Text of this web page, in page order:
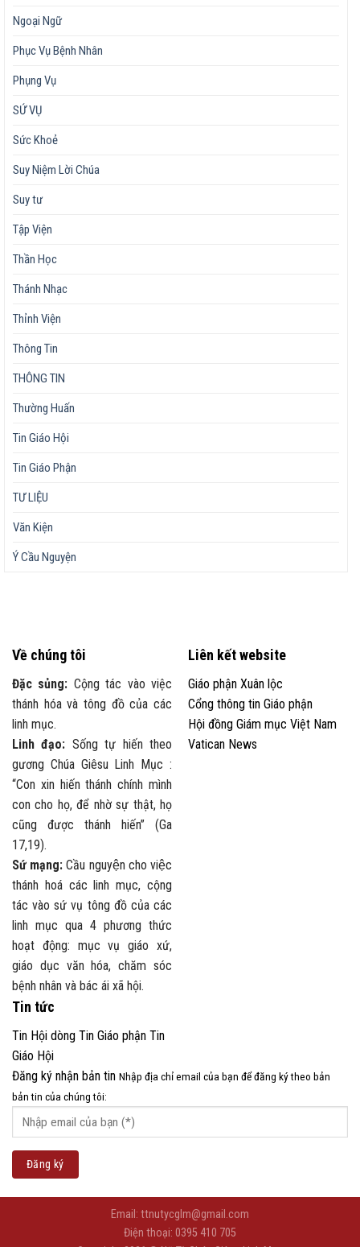
Ngoại Ngữ
Phục Vụ Bệnh Nhân
Phụng Vụ
SỨ VỤ
Sức Khoẻ
Suy Niệm Lời Chúa
Suy tư
Tập Viện
Thần Học
Thánh Nhạc
Thỉnh Viện
Thông Tin
THÔNG TIN
Thường Huấn
Tin Giáo Hội
Tin Giáo Phận
TƯ LIỆU
Văn Kiện
Ý Cầu Nguyện
Về chúng tôi
Đặc sủng: Cộng tác vào việc
thánh hóa và tông đồ của các
linh mục.
Linh đạo: Sống tự hiến theo
gương Chúa Giêsu Linh Mục :
“Con xin hiến thánh chính mình
con cho họ, để nhờ sự thật, họ
cũng được thánh hiến” (Ga
17,19).
Sứ mạng: Cầu nguyện cho việc
thánh hoá các linh mục, cộng
tác vào sứ vụ tông đồ của các
linh mục qua 4 phương thức
hoạt động: mục vụ giáo xứ,
giáo dục văn hóa, chăm sóc
bệnh nhân và bác ái xã hội.
Liên kết website
Giáo phận Xuân lộc
Cổng thông tin Giáo phận
Hội đồng Giám mục Việt Nam
Vatican News
Tin tức
Tin Hội dòng Tin Giáo phận Tin
Giáo Hội
Đăng ký nhận bản tin Nhập địa chỉ email của bạn để đăng ký theo bản
bản tin của chúng tôi:
Email: ttnutycglm@gmail.com
Điện thoại: 0395 410 705